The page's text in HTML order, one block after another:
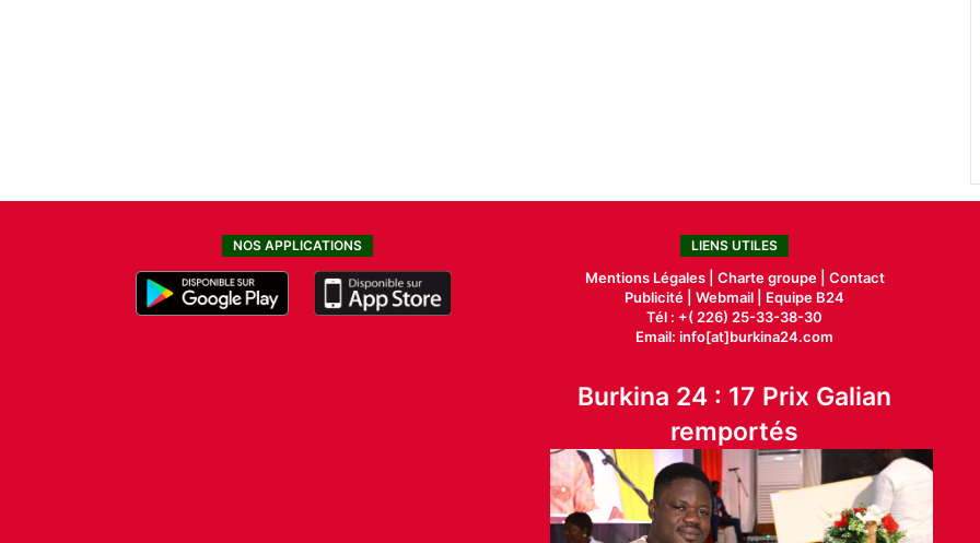
NOS APPLICATIONS LIENS UTILES
Mentions Légales | Charte groupe | Contact
Publicité |Webmail |
Equipe B24
Tél : +( 226) 25-33-38-30
Email: info[at]burkina24.com
Burkina 24 : 17 Prix Galian
remportés